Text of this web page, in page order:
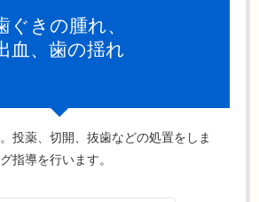
ぐきの腫れ、
血、歯の揺れ
投薬、切開、抜歯などの処置をしま
指導を行います。